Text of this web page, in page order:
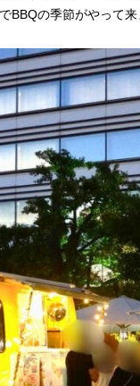
BBQの季節がやって来